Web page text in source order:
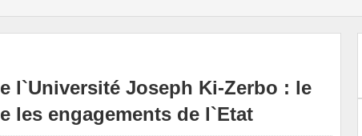
l`Université Joseph Ki-Zerbo : le
les engagements de l`Etat